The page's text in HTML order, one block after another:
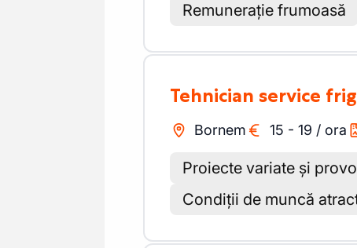
Remunerație frumoasă
Tehnician service
Bornem 15 - 19 / ora
Proiecte variate și
Condiții de muncă